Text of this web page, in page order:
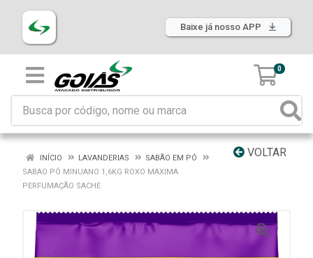
Baixe já nosso APP
0
VOLTAR
INÍCIO LAVANDERIAS
SABÃO EM PÓ
SABAO PÓ MINUANO 1,6KG ROXO MAXIMA
PERFUMAÇÃO SACHE